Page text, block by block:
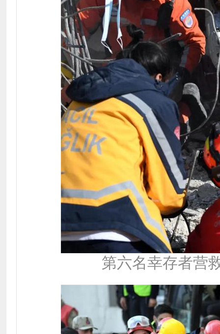
第六名幸存者营